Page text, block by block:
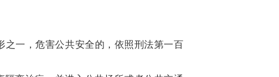
之一，危害公共安全的，依照刑法第一百